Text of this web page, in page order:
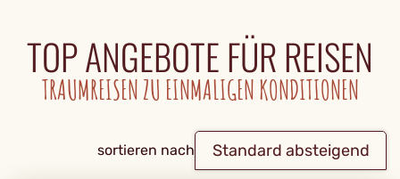
TOP ANGEBOTE FÜR REISEN
TRAUMREISEN ZU EINMALIGEN KONDITIONEN
sortieren nach Standard absteigend